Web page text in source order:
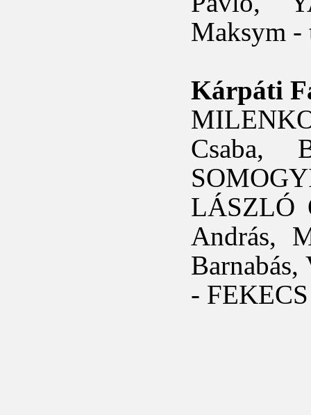
Maksym -
Kárpáti
Csaba,
LÁSZLÓ
András,
-